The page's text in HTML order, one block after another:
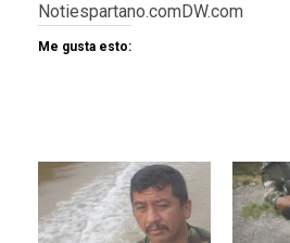
Notiespartano.comDW.com
Me gusta esto: